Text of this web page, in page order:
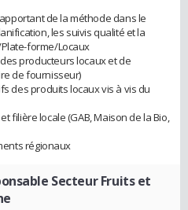
de la méthode dans le
les suivis qualité et la
forme/Locaux
producteurs locaux et de
de fournisseur)
des produits locaux vis à vis du
filière locale (GAB, Maison de la Bio,
régionaux
Secteur Fruits et